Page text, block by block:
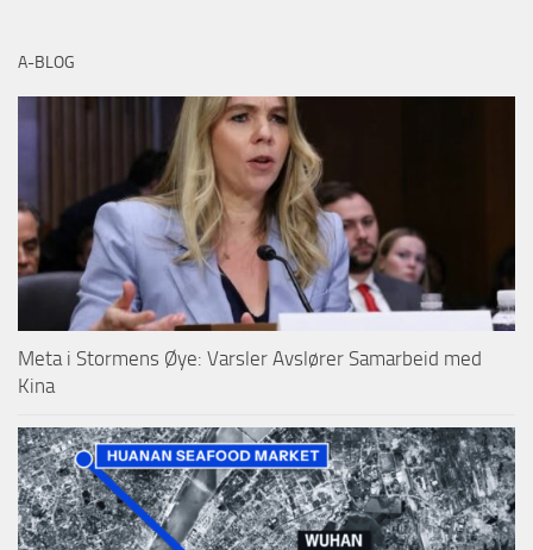
A-BLOG
Meta i Stormens Øye: Varsler Avslører Samarbeid med
Kina